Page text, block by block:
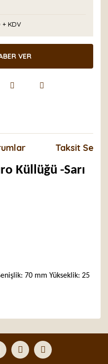
+ KDV
VER
Taksit
Küllüğü -Sarı
70 mm Yükseklik: 25
iletebilirsiniz.
ederiz.